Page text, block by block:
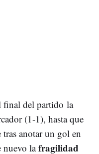
final del partido la
(1-1), hasta que
anotar un gol en
nuevo lafragilidad